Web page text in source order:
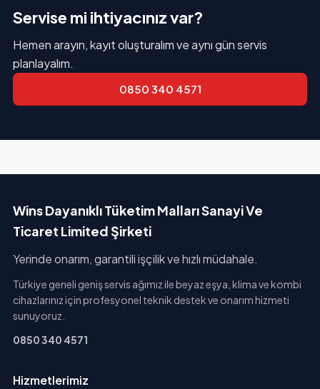
Servise mi ihtiyacınız var?
Hemen arayın, kayıt oluşturalım ve aynı gün servis
planlayalım.
0850 340 4571
Wins Dayanıklı Tüketim Malları Sanayi Ve
Ticaret Limited Şirketi
Yerinde onarım, garantili işçilik ve hızlı müdahale.
Türkiye geneli geniş servis ağımız ile beyaz eşya, klima ve kombi
cihazlarınız için profesyonel teknik destek ve onarım hizmeti
sunuyoruz.
0850 340 4571
Hizmetlerimiz